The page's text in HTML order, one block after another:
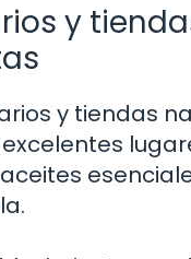
y
y tiendas